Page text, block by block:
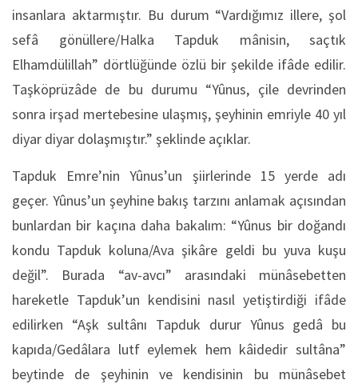
insanlara aktarmıştır. Bu durum “Vardığımız illere, şol
sefâ gönüllere/Halka Tapduk mânisin, saçtık
Elhamdülillah” dörtlüğünde özlü bir şekilde ifâde edilir.
Taşköprüzâde de bu durumu “Yûnus, çile devrinden
sonra irşad mertebesine ulaşmış, şeyhinin emriyle 40 yıl
diyar diyar dolaşmıştır.” şeklinde açıklar.
Tapduk Emre’nin Yûnus’un şiirlerinde 15 yerde adı
geçer. Yûnus’un şeyhine bakış tarzını anlamak açısından
bunlardan bir kaçına daha bakalım: “Yûnus bir doğandı
kondu Tapduk koluna/Ava şikâre geldi bu yuva kuşu
değil”. Burada “av-avcı” arasındaki münâsebetten
hareketle Tapduk’un kendisini nasıl yetiştirdiği ifâde
edilirken “Aşk sultânı Tapduk durur Yûnus gedâ bu
kapıda/Gedâlara lutf eylemek hem kâidedir sultâna”
beytinde de şeyhinin ve kendisinin bu münâsebet